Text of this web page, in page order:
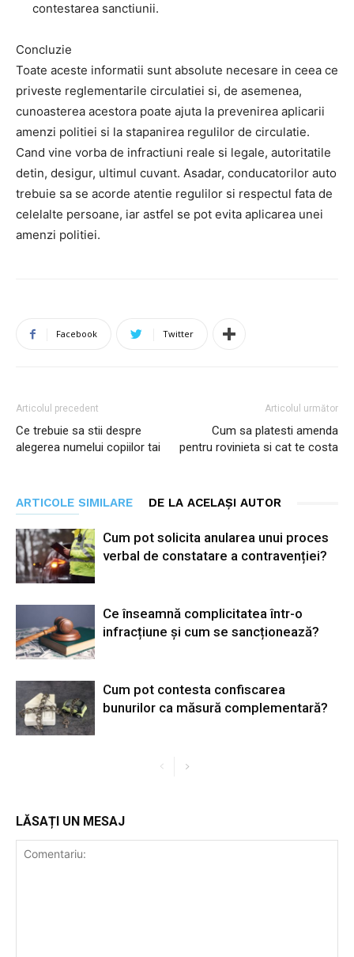
contestarea sanctiunii.
Concluzie
Toate aceste informatii sunt absolute necesare in ceea ce
priveste reglementarile circulatiei si, de asemenea,
cunoasterea acestora poate ajuta la prevenirea aplicarii
amenzi politiei si la stapanirea regulilor de circulatie.
Cand vine vorba de infractiuni reale si legale, autoritatile
detin, desigur, ultimul cuvant. Asadar, conducatorilor auto
trebuie sa se acorde atentie regulilor si respectul fata de
celelalte persoane, iar astfel se pot evita aplicarea unei
amenzi politiei.
Facebook Twitter
Articolul precedent
Ce trebuie sa stii despre
alegerea numelui copiilor tai
Articolul următor
Cum sa platesti amenda
pentru rovinieta si cat te costa
ARTICOLE SIMILARE DE LA ACELAȘI AUTOR
Cum pot solicita anularea unui proces
verbal de constatare a contravenției?
Ce înseamnă complicitatea într-o
infracțiune și cum se sancționează?
Cum pot contesta confiscarea
bunurilor ca măsură complementară?
LĂSAȚI UN MESAJ